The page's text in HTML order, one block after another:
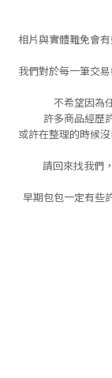
相片與實體難免會
我們對於每一筆交
不希望因為
許多商品經歷
或許在整理的時候
請回來找我們
早期包包一定有些